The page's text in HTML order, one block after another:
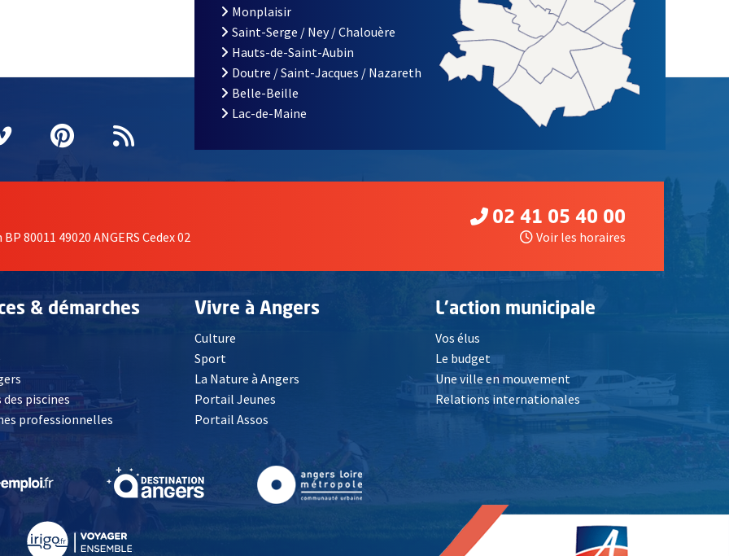
fenêtrefenêtre
une nouvelle fenêtre
Vimeo
, Ouvre une nouvelle fenêtre
Pinterest
, Ouvre une nouvelle fenêtre
Flux RSS
Monplaisir
Saint-Serge / Ney / Chalouère
Hauts-de-Saint-Aubin
Doutre / Saint-Jacques / Nazareth
Belle-Beille
Lac-de-Maine
80011 49020 ANGERS Cedex 02
02 41 05 40 00
Voir les horaires
& démarches
, Ouvre une nouvelle fenêtre
piscines
professionnelles
Vivre à Angers
Culture
Sport
La Nature à Angers
Portail Jeunes
Portail Assos
L'action municipale
Vos élus
Le budget
Une ville en mouvement
Relations internationales
fenêtre , Ouvre une nouvelle fenêtre , Ouvre une nouvelle fenêtre, Ouvre une nouvelle fenêtre